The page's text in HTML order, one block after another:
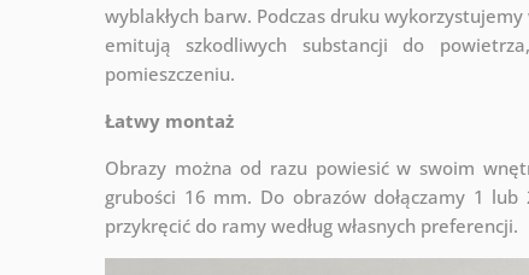
wyblakłych barw. Podczas druku
emitują szkodliwych substancji do
pomieszczeniu.
Łatwy montaż
Obrazy można od razu powiesić w swoim
grubości 16 mm. Do obrazów dołączamy 1
przykręcić do ramy według własnych preferencji.